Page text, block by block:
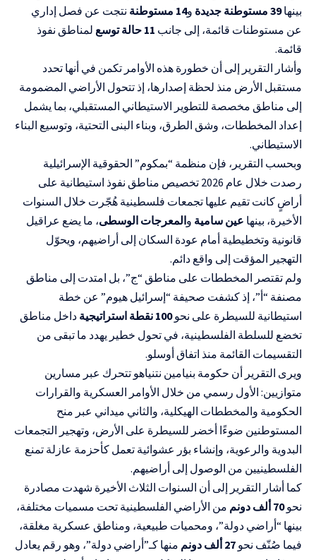
بينها39 مستوطنة جديدة و14 مستوطنة
نتجت عن فصل إداري
عن مستوطنات قائمة، إلى جانب 11 حالة توسع
لمناطق نفوذ
قائمة.
وأشار التقرير إلى أن خطورة هذه الأوامر تكمن في أنها تحدد
مستقبل الأرض منذ لحظة إصدارها، إذ تتحول الأراضي المضمومة
إلى مناطق مخصصة للتطوير الاستيطاني المستقبلي، بما يشمل
إعداد المخططات، وشق الطرق، وبناء البنى التحتية، وتوسيع البناء
الاستيطاني.
وبحسب التقرير، فإن منظمة “بمكوم” الحقوقية الإسرائيلية
رصدت خلال عام 2026 تخصيص مناطق نفوذ استيطانية على
أراضٍ كانت تقيم عليها تجمعات فلسطينية هُجّرت خلال السنوات
الأخيرة، بينها عين سامية والمعرجات الوسطى، ما يضع عراقيل
قانونية وتخطيطية أمام عودة السكان إلى أراضيهم، ويحوّل
التهجير المؤقت إلى واقع دائم.
ولم تقتصر المخططات على مناطق “ج”، بل امتدت إلى مناطق
مصنفة “أ”، إذ كشفت صحيفة “إسرائيل هيوم” عن خطة
استيطانية للسيطرة على نحو100 نقطة استراتيجية
داخل مناطق
تخضع للسلطة الفلسطينية، في تحول خطير يهدد ما تبقى من
التقسيمات القائمة منذ اتفاق أوسلو.
ويرى التقرير أن حكومة بنيامين نتنياهو تتحرك عبر مسارين
متوازيين: الأول رسمي من خلال الأوامر العسكرية والقرارات
الحكومية والمخططات الهيكلية، والثاني ميداني عبر منح
المستوطنين ضوءًا أخضر للسيطرة على الأرض، وتهجير التجمعات
البدوية والرعوية، وإنشاء بؤر عشوائية تعمل كأحزمة عازلة تمنع
الفلسطينيين من الوصول إلى أراضيهم.
كما أشار التقرير إلى أن السنوات الثلاث الأخيرة شهدت مصادرة
نحو70 ألف دونم
من الأراضي الفلسطينية تحت مسميات مختلفة،
بينها “أراضي دولة”، ومحميات طبيعية، ومناطق عسكرية مغلقة،
فيما صُنّف نحو 27 ألف دونم
منها كـ”أراضي دولة”، وهو رقم يعادل